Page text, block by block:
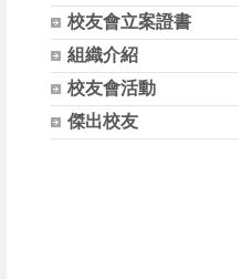
校友會立案證書
組織介紹
校友會活動
傑出校友